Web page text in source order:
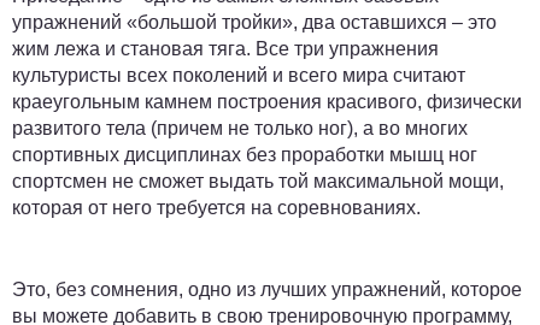
упражнений «большой тройки», два оставшихся – это
жим лежа и становая тяга. Все три упражнения
культуристы всех поколений и всего мира считают
краеугольным камнем построения красивого, физически
развитого тела (причем не только ног), а во многих
спортивных дисциплинах без проработки мышц ног
спортсмен не сможет выдать той максимальной мощи,
которая от него требуется на соревнованиях.
Это, без сомнения, одно из лучших упражнений, которое
вы можете добавить в свою тренировочную программу,